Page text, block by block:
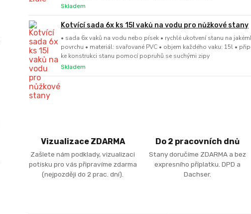
Skladem
Kotvící sada 6x ks 15l vaků na vodu pro nůžkové stany
• sada 6x vaků na vodu nebo písek • rychlé ukotvení stanu na
povrchu • materiál: svařované PVC • objem každého vaku: 15l •
ke konstrukci stanu pomocí popruhů se suchými zipy
Skladem
Vizualizace ZDARMA
Zašlete nám podklady, vizualizaci
potisku pro vás připravíme zdarma
(nejpozději do 2 prac. dní).
Do 2 pracovních dnů
Stany doručíme ZDARMA a bez
expresního příplatku. DPD a
Dachser.